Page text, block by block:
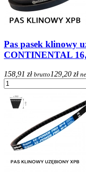
Pas pasek klinowy
CONTINENTAL
158,91 zł brutto 129,20 zł